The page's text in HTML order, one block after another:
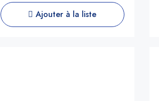
Ajouter à la liste